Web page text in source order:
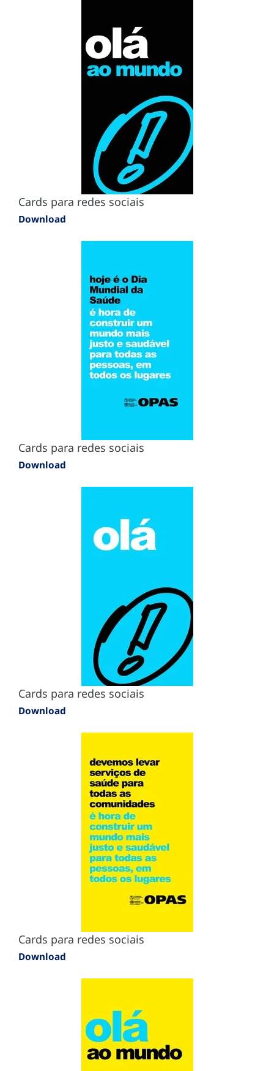
Cards para redes sociais
Download
Cards para redes sociais
Download
Cards para redes sociais
Download
Cards para redes sociais
Download